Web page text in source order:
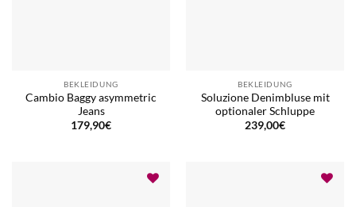
BEKLEIDUNG
Cambio Baggy asymmetric
Jeans
179,90€
BEKLEIDUNG
Soluzione Denimbluse mit
optionaler Schluppe
239,00€